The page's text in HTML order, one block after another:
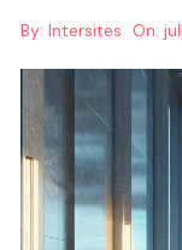
By: Intersites On: